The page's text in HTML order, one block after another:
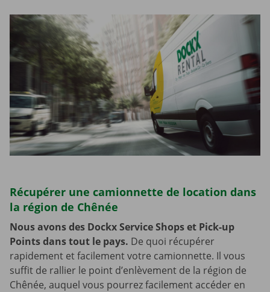
Récupérer une camionnette de location dans
la région de Chênée
Nous avons des Dockx Service Shops et Pick-up
Points dans tout le pays. De quoi récupérer
rapidement et facilement votre camionnette. Il vous
suffit de rallier le point d’enlèvement de la région de
Chênée, auquel vous pourrez facilement accéder en